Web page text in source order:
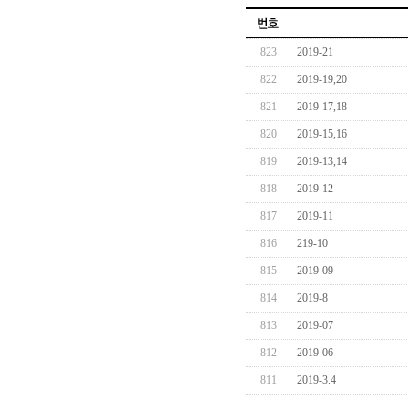
823 2019-21
822 2019-19,20
821 2019-17,18
820 2019-15,16
819 2019-13,14
818 2019-12
817 2019-11
816 219-10
815 2019-09
814 2019-8
813 2019-07
812 2019-06
811 2019-3.4